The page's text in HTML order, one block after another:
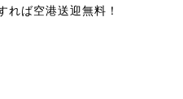
れば空港送迎無料！